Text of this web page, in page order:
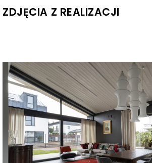
ZDJĘCIA Z REALIZACJI